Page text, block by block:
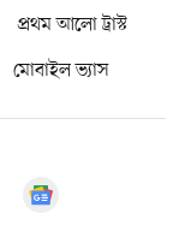
প্রথম আলো ট্রাস্ট
মোবাইল ভ্যাস